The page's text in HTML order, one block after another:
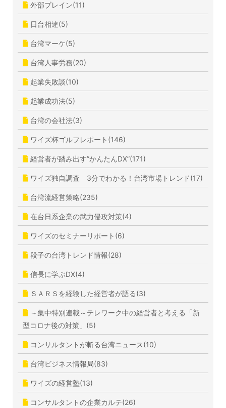
外部ブレイン(11)
日台相違(5)
台湾マーケ(5)
台湾人事労務(20)
起業失敗談(10)
起業成功法(5)
台湾の会社法(3)
ワイズ杯ゴルフレポート(146)
経営者が踏み出す”かんたんDX”(171)
ワイズ独自調査 3分でわかる！台湾市場トレンド(17)
台湾流経営策略(235)
在台日系企業の武力侵攻対策(4)
ワイズのセミナーリポート(6)
段子の台湾トレンド情報(28)
信長に学ぶDX(4)
ＳＡＲＳを経験した経営者が語る(3)
～集中特別連載～テレワーク中の経営者と考える「新
型コロナ後の対策」(5)
コンサルタントが斬る台湾ニュース(10)
台湾ビジネス情報局(83)
ワイズの経営塾(13)
コンサルタントの企業カルテ(26)